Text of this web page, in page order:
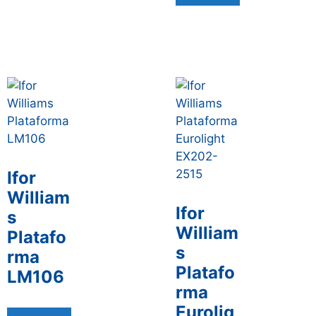
Ifor
William
s
Platafo
rma
LM106
Ifor
William
s
Platafo
rma